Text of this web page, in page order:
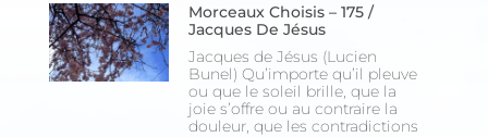
Morceaux Choisis – 175 /
Jacques De Jésus
Jacques de Jésus (Lucien
Bunel) Qu’importe qu’il pleuve
ou que le soleil brille, que la
joie s’offre ou au contraire la
douleur, que les contradictions